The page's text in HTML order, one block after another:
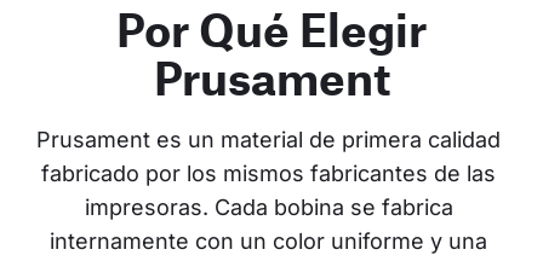
Por Qué Elegir
Prusament
Prusament es un material de primera calidad
fabricado por los mismos fabricantes de las
impresoras. Cada bobina se fabrica
internamente con un color uniforme y una